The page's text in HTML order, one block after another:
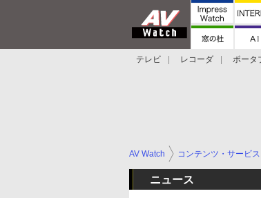
テレビ レコーダ ポータ
AV Watch コンテンツ・サービス
ニュース